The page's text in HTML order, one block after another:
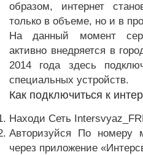
образом, интернет
только в объеме, но и в
На данный момент
активно внедряется в
2014 года здесь
специальных устройств.
Как подключиться к
Находи Сеть
Авторизуйся По номеру
через приложение